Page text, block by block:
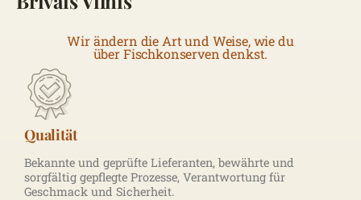
Wir ändern die Art und Weise, wie du
über Fischkonserven denkst.
Qualität
Bekannte und geprüfte Lieferanten, bewährte und
sorgfältig gepflegte Prozesse, Verantwortung für
Geschmack und Sicherheit.